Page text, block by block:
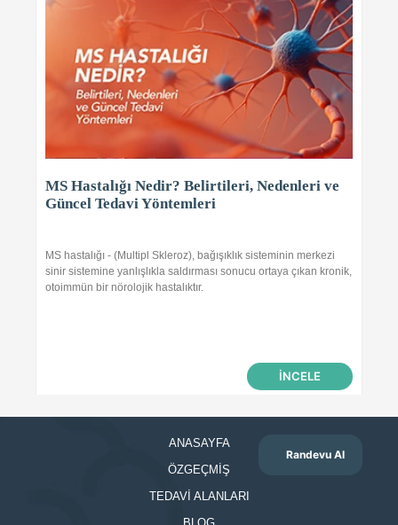
Randevu Al
MS Hastalığı Nedir? Belirtileri, Nedenleri ve
Güncel Tedavi Yöntemleri
MS hastalığı - (Multipl Skleroz), bağışıklık sisteminin merkezi
sinir sistemine yanlışlıkla saldırması sonucu ortaya çıkan kronik,
otoimmün bir nörolojik hastalıktır.
İNCELE
ANASAYFA
ÖZGEÇMİŞ
TEDAVİ ALANLARI